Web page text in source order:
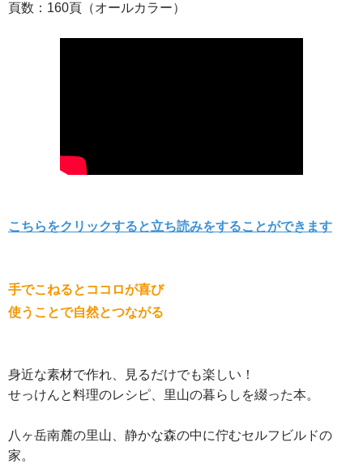
頁数：160頁（オールカラー）
こちらをクリックすると立ち読みをすることができます
手でこねるとココロが喜び
使うことで自然とつながる
身近な素材で作れ、見るだけでも楽しい！
せっけんと料理のレシピ、里山の暮らしを綴った本。
八ヶ岳南麓の里山、静かな森の中に佇むセルフビルドの
家。